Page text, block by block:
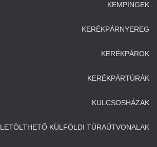
KEMPINGEK
KERÉKPÁRNYEREG
KERÉKPÁROK
KERÉKPÁRTÚRÁK
KULCSOSHÁZAK
LETÖLTHETŐ KÜLFÖLDI TÚRAÚTVONALAK